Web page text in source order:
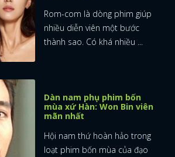
Rom-com là dòng phim giúp
nhiều diễn viên một bước
thành sao. Có khá nhiều ...
Dàn nam phụ phim bốn
mùa xứ Hàn: Won Bin viên
mãn nhất
Hội nam thứ hoàn hảo trong
loạt phim bốn mùa của đạo